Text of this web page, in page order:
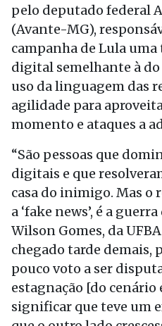
pelo deputado federal
(Avante-MG),
campanha de Lula
digital semelhante à
uso da linguagem das
agilidade para
momento e ataques a
“São pessoas que
digitais e que
casa do inimigo. Mas o
a ‘fake news’, é a
Wilson Gomes, da
chegado tarde demais,
pouco voto a ser
estagnação [do
significar que teve um